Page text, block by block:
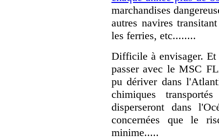
marchandises
autres navires
les ferries, etc........
Difficile à envisager. Et
passer avec le MSC
pu dériver dans
chimiques
disperseront dans
concernées que le
minime.....